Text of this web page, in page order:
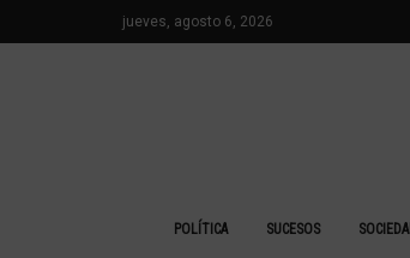
jueves, agosto 6, 2026
POLÍTICA SUCESOS